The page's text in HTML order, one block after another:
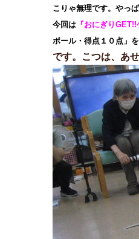
こりゃ無理です。やっ
今回は 『おにぎりGET!!
ボール・得点１０点」
です。こつは、あ